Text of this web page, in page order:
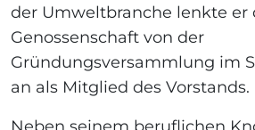
der Umweltbranche lenkte er
Genossenschaft von der
Gründungsversammlung im
an als Mitglied des Vorstands.